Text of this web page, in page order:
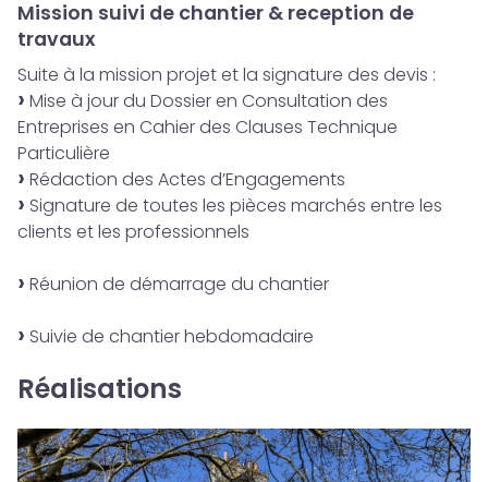
Mission suivi de chantier & reception de
travaux
Suite à la mission projet et la signature des devis :
Mise à jour du Dossier en Consultation des
Entreprises en Cahier des Clauses Technique
Particulière
Rédaction des Actes d’Engagements
Signature de toutes les pièces marchés entre les
clients et les professionnels
Réunion de démarrage du chantier
Suivie de chantier hebdomadaire
Réalisations